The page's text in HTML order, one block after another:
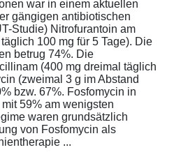
war in einem aktuellen
gängigen antibiotischen
Studie) Nitrofurantoin am
100 mg für 5 Tage). Die
betrug 74%. Die
(400 mg dreimal täglich
(zweimal 3 g im Abstand
bzw. 67%. Fosfomycin in
59% am wenigsten
waren grundsätzlich
von Fosfomycin als
...